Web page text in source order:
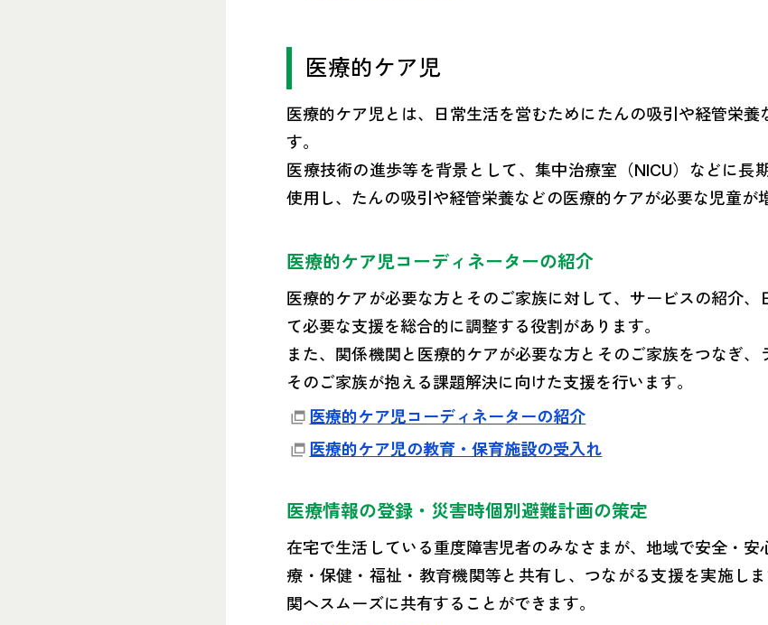
医療的ケア児
医療的ケア児とは、日常生活を営むためにたんの吸引や経管栄
す。
医療技術の進歩等を背景として、集中治療室（NICU）などに
使用し、たんの吸引や経管栄養などの医療的ケアが必要な児童が
医療的ケア児コーディネーターの紹介
医療的ケアが必要な方とそのご家族に対して、サービスの紹介
て必要な支援を総合的に調整する役割があります。
また、関係機関と医療的ケアが必要な方とそのご家族をつなぎ
そのご家族が抱える課題解決に向けた支援を行います。
医療的ケア児コーディネーターの紹介
医療的ケア児の教育・保育施設の受入れ
医療情報の登録・災害時個別避難計画の策定
在宅で生活している重度障害児者のみなさまが、地域で安全・
療・保健・福祉・教育機関等と共有し、つながる支援を実施し
関へスムーズに共有することができます。